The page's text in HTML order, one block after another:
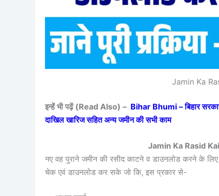
Jamin Ka
इन्हें भी पढ़ें (Read Also) – Bihar Bhumi – बिहार
दाखिल खारिज सहित अन्य जमीन की सभी काम
Jamin Ka Rasid
नए वह पुराने जमीन की रसीद काटने व डाउनलोड करने के
चेक एवं डाउनलोड कर सके जो कि, इस प्रकार से-